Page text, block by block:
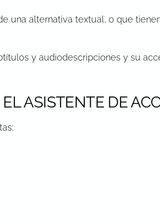
una alternativa textual, o que
y audiodescripciones y su
ASISTENTE DE